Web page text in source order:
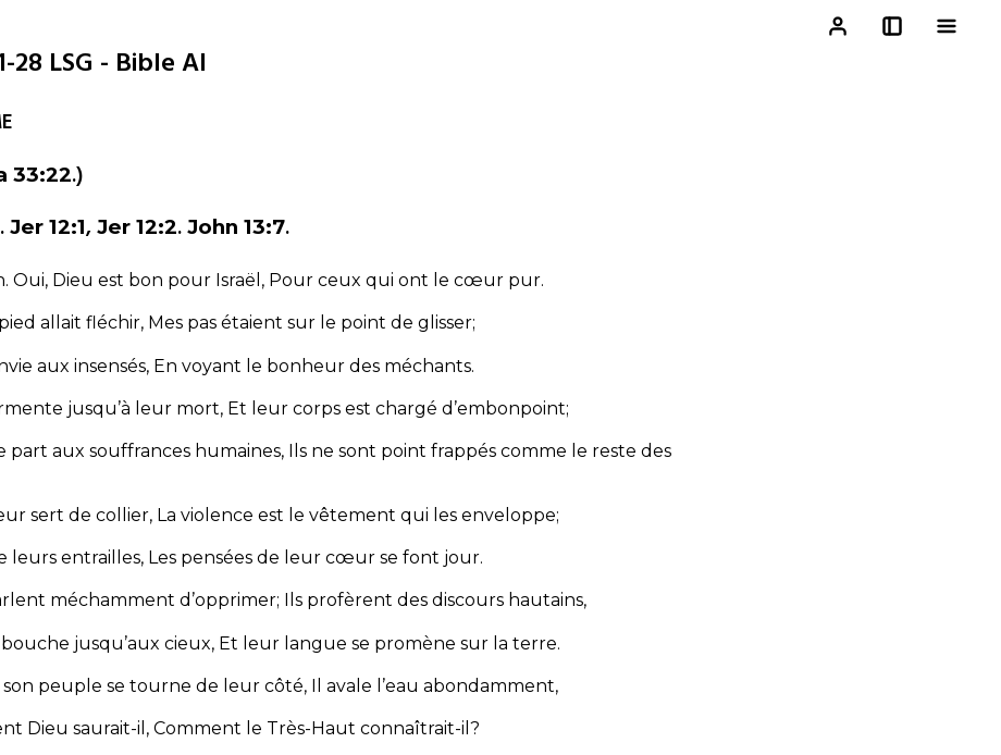
28 LSG - Bible AI
33:22.)
. Jer 12:1, Jer 12:2. John 13:7.
Oui, Dieu est bon pour Israël, Pour ceux qui ont le cœur pur.
allait fléchir, Mes pas étaient sur le point de glisser;
aux insensés, En voyant le bonheur des méchants.
jusqu’à leur mort, Et leur corps est chargé d’embonpoint;
part aux souffrances humaines,
Ils ne sont point frappés comme le reste des
sert de collier, La violence est le vêtement qui les enveloppe;
leurs entrailles, Les pensées de leur cœur se font jour.
méchamment d’opprimer; Ils profèrent des discours hautains,
jusqu’aux cieux, Et leur langue se promène sur la terre.
peuple se tourne de leur côté, Il avale l’eau abondamment,
Dieu saurait-il, Comment le Très-Haut connaîtrait-il?